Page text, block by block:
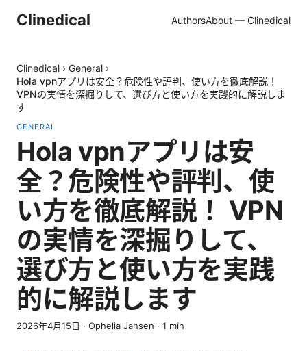
Clinedical AuthorsAbout — Clinedical
Clinedical › General ›
Hola vpnアプリは安全？危険性や評判、使い方を徹底解説！
VPNの実情を深掘りして、選び方と使い方を実践的に解説しま
す
GENERAL
Hola vpnアプリは安
全？危険性や評判、使
い方を徹底解説！ VPN
の実情を深掘りして、
選び方と使い方を実践
的に解説します
2026年4月15日 · Ophelia Jansen · 1 min